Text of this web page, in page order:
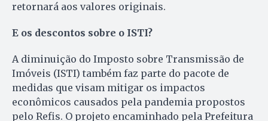
retornará aos valores originais.
E os descontos sobre o ISTI?
A diminuição do Imposto sobre Transmissão de
Imóveis (ISTI) também faz parte do pacote de
medidas que visam mitigar os impactos
econômicos causados pela pandemia propostos
pelo Refis. O projeto encaminhado pela Prefeitura